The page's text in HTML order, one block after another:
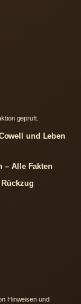
gepruft.
und Leben
– Alle Fakten
Hinweisen und